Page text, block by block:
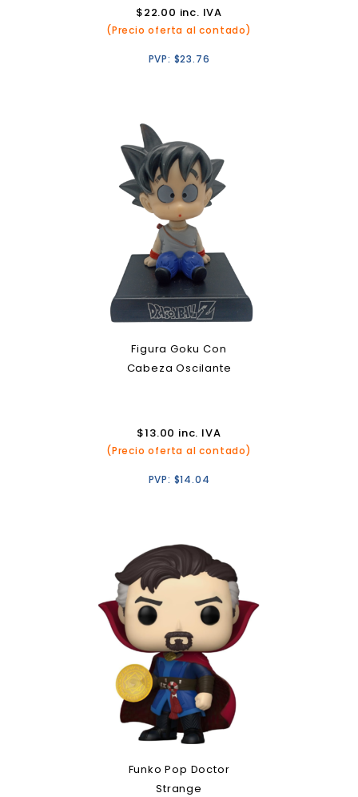
$22.00 inc. IVA
(Precio oferta al contado)
PVP: $23.76
Figura Goku Con
Cabeza Oscilante
$13.00 inc. IVA
(Precio oferta al contado)
PVP: $14.04
Funko Pop Doctor
Strange